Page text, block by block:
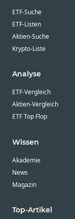
ETF-Suche
ETF-Listen
Aktien-Suche
Krypto-Liste
Analyse
ETF-Vergleich
Aktien-Vergleich
ETF Top Flop
Wissen
Akademie
News
Magazin
Top-Artikel